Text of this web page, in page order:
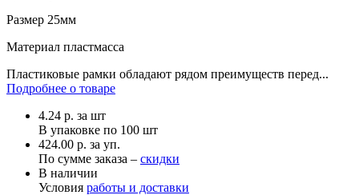
Размер 25мм
Материал пластмасса
Пластиковые рамки обладают рядом преимуществ перед...
Подробнее о товаре
4.24 р. за шт
В упаковке по 100 шт
424.00 р. за уп.
По сумме заказа – скидки
В наличии
Условия работы и доставки